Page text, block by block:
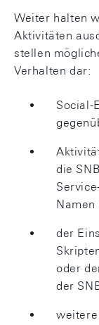
Weiter halten
Aktivitäten
stellen
Verhalten dar:
Social-
die
Namen
der
oder
der